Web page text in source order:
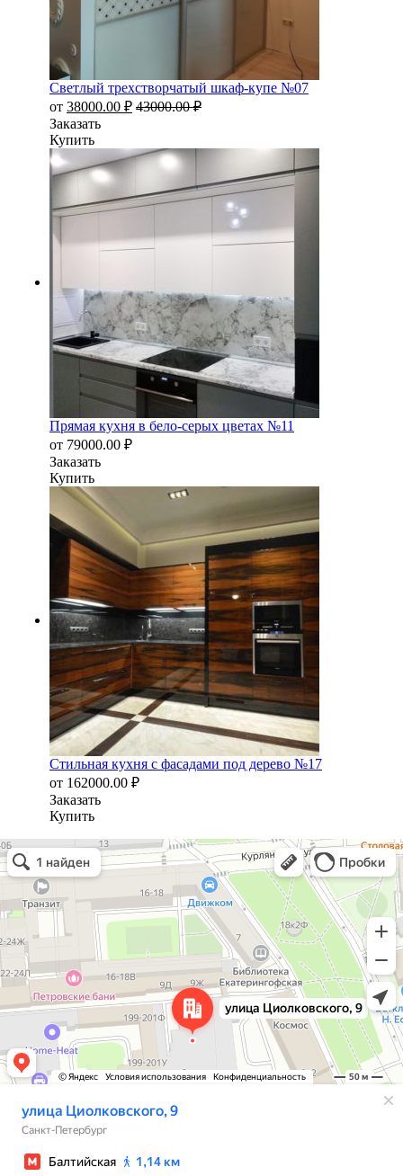
Светлый трехстворчатый шкаф-купе №07
от 38000.00 ₽ 43000.00₽
Заказать
Купить
Прямая кухня в бело-серых цветах №11
от 79000.00 ₽
Заказать
Купить
Стильная кухня с фасадами под дерево №17
от 162000.00 ₽
Заказать
Купить